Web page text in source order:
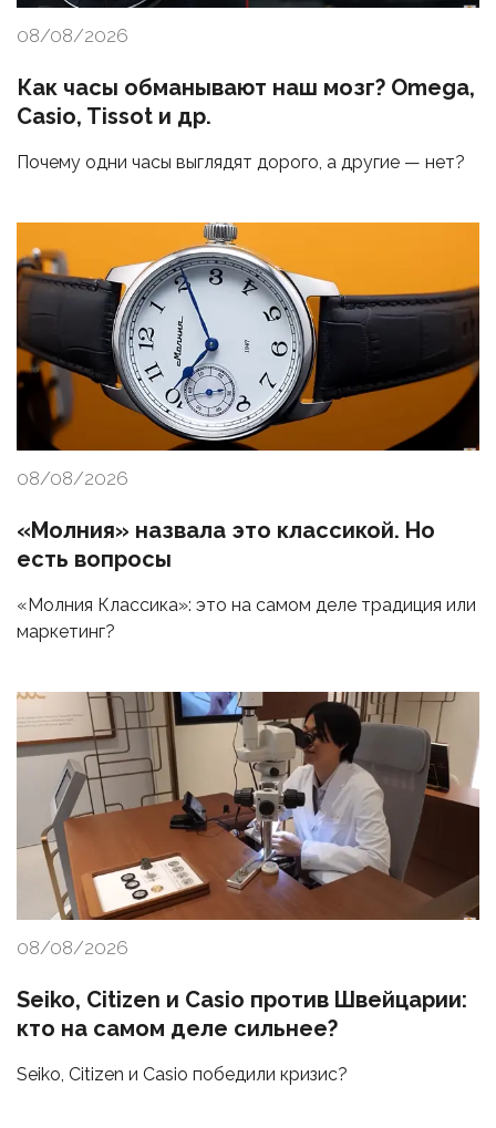
08/08/2026
Как часы обманывают наш мозг? Omega,
Casio, Tissot и др.
Почему одни часы выглядят дорого, а другие — нет?
08/08/2026
«Молния» назвала это классикой. Но
есть вопросы
«Молния Классика»: это на самом деле традиция или
маркетинг?
08/08/2026
Seiko, Citizen и Casio против Швейцарии:
кто на самом деле сильнее?
Seiko, Citizen и Casio победили кризис?